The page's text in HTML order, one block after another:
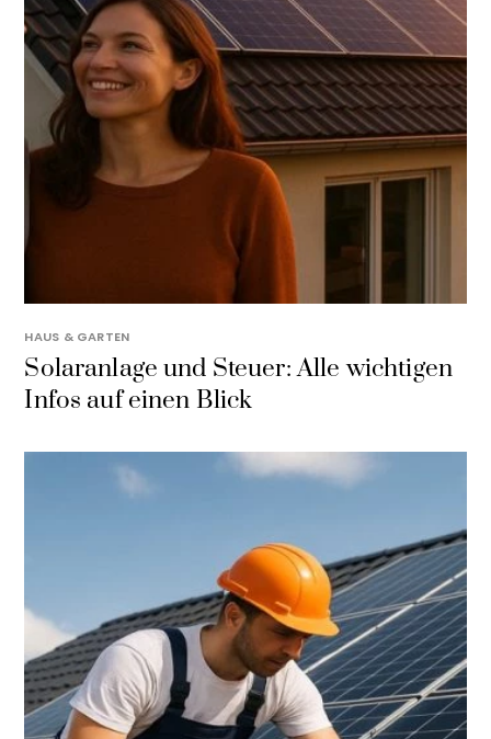
HAUS & GARTEN
Solaranlage und Steuer: Alle wichtigen
Infos auf einen Blick